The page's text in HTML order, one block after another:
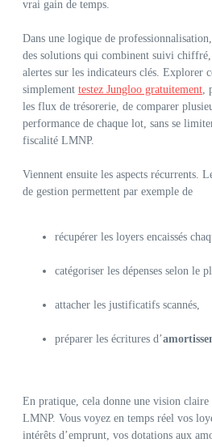
vrai gain de temps.
Dans une logique de
des solutions qui combinent suivi
alertes sur les indicateurs clés. Explorer
simplement testez Jungloo gratuitement
les flux de trésorerie, de comparer
performance de chaque lot, sans se
fiscalité LMNP.
Viennent ensuite les aspects récurrents.
de gestion permettent par exemple de
récupérer les loyers encaissés
catégoriser les dépenses selon le
attacher les justificatifs scannés,
préparer les écritures d’
En pratique, cela donne une vision
LMNP. Vous voyez en temps réel vos
intérêts d’emprunt, vos dotations aux